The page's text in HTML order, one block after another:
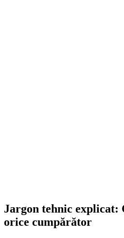
Jargon tehnic explicat:
orice cumpărător